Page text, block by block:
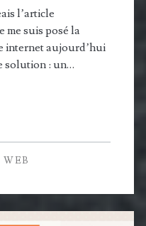
l’article
me suis posé la
internet aujourd’hui
solution : un…
WEB